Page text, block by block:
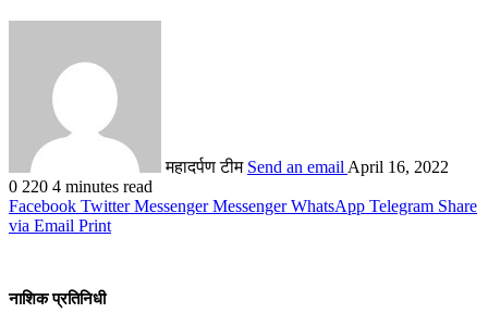
महादर्पण टीम Send an email April 16, 2022
0 220 4 minutes read
Facebook Twitter Messenger Messenger WhatsApp Telegram Share
via Email Print
नाशिक प्रतिनिधी